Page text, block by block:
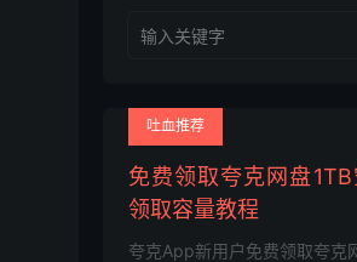
吐血推荐
免费领取夸克网盘
领取容量教程
夸克App新用户免费领取夸克